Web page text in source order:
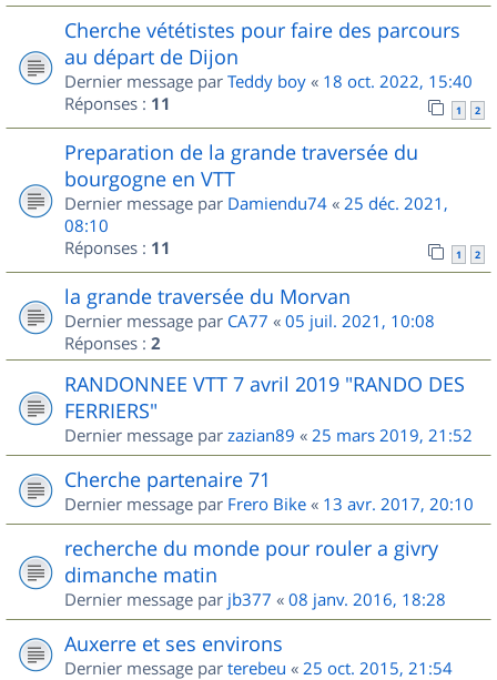
Cherche vététistes pour faire des parcours
au départ de Dijon
Dernier message par Teddy boy « 18 oct. 2022, 15:40
Réponses : 11 1 2
Preparation de la grande traversée du
bourgogne en VTT
Dernier message par Damiendu74 « 25 déc. 2021,
08:10
Réponses : 11 1 2
la grande traversée du Morvan
Dernier message par CA77 « 05 juil. 2021, 10:08
Réponses : 2
RANDONNEE VTT 7 avril 2019 "RANDO DES
FERRIERS"
Dernier message par zazian89 « 25 mars 2019, 21:52
Cherche partenaire 71
Dernier message par Frero Bike « 13 avr. 2017, 20:10
recherche du monde pour rouler a givry
dimanche matin
Dernier message par jb377 « 08 janv. 2016, 18:28
Auxerre et ses environs
Dernier message par terebeu « 25 oct. 2015, 21:54